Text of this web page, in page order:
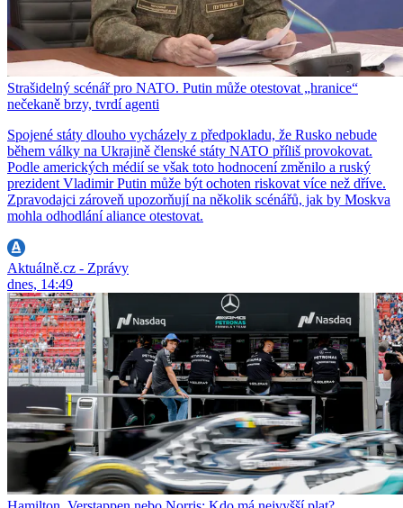
Strašidelný scénář pro NATO. Putin může otestovat „hranice“
nečekaně brzy, tvrdí agenti
Spojené státy dlouho vycházely z předpokladu, že Rusko nebude
během války na Ukrajině členské státy NATO příliš provokovat.
Podle amerických médií se však toto hodnocení změnilo a ruský
prezident Vladimir Putin může být ochoten riskovat více než dříve.
Zpravodajci zároveň upozorňují na několik scénářů, jak by Moskva
mohla odhodlání aliance otestovat.
Aktuálně.cz - Zprávy
dnes, 14:49